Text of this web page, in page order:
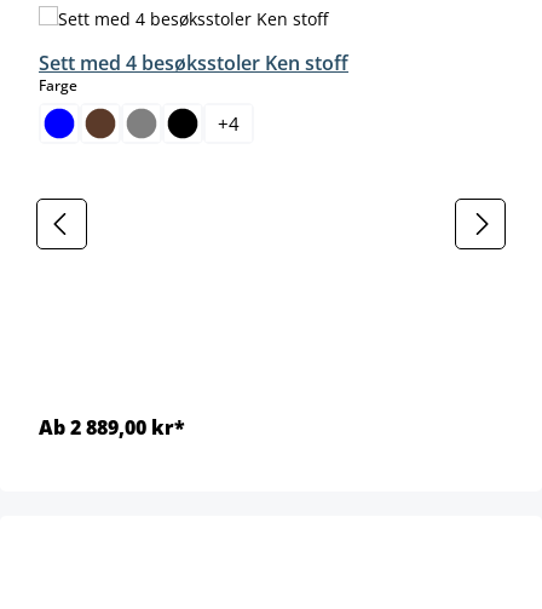
Sett med 4 besøksstoler Ken stoff
Fargeselect
+4
Ab 2 889,00 kr*